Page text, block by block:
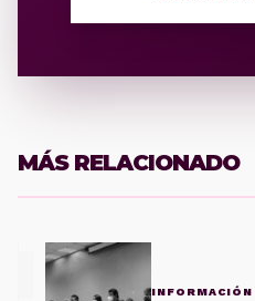
MÁS RELACIONADO
INFORMACIÓN